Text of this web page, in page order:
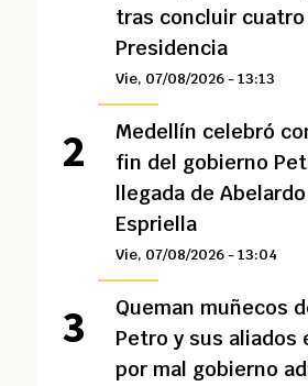
tras concluir cuatro
Presidencia
Vie, 07/08/2026 - 13:13
Medellín celebró
fin del gobierno
llegada de
Espriella
Vie, 07/08/2026 - 13:04
Queman muñecos
Petro y sus aliados
por mal gobierno